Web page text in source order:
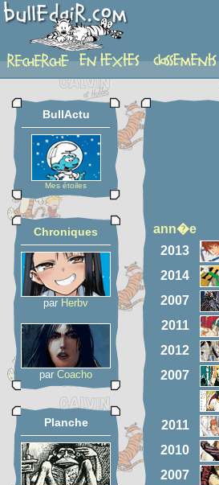
auteur
BullActu
Mes étoiles
Chroniques
par Herbv
par Coacho
Planche
ann�e
2013
2014
2007
2011
2012
2007
2011
2010
2007